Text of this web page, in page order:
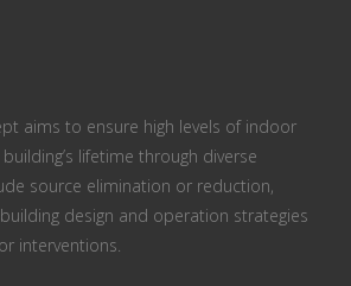
aims to ensure high levels of indoor
lifetime through diverse
source elimination or reduction,
design and operation strategies
interventions.